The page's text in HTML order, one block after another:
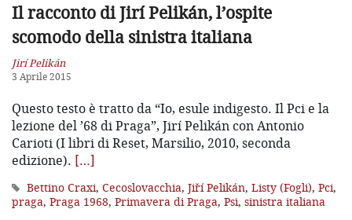
Il racconto di Jirí Pelikán, l’ospite
scomodo della sinistra italiana
Jirí Pelikán
3 Aprile 2015
Questo testo è tratto da “Io, esule indigesto. Il Pci e la
lezione del ’68 di Praga”, Jirí Pelikán con Antonio
Carioti (I libri di Reset, Marsilio, 2010, seconda
edizione). […]
Bettino Craxi, Cecoslovacchia, Jiří Pelikán, Listy (Fogli), Pci,
praga, Praga 1968, Primavera di Praga, Psi, sinistra italiana